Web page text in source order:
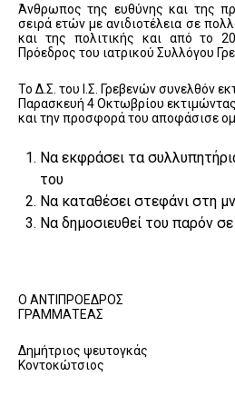
Άνθρωπος της ευθύνης και της
σειρά ετών με ανιδιοτέλεια σε
και της πολιτικής και από το
Πρόεδρος του ιατρικού Συλλόγου
Το Δ.Σ. του Ι.Σ. Γρεβενών συνελθόν
Παρασκευή 4 Οκτωβρίου
και την προσφορά του αποφάσισε
Να εκφράσει τα
του
Να καταθέσει στεφάνι στη
Να δημοσιευθεί του παρόν
Ο ΑΝΤΙΠΡΟΕΔΡΟΣ
ΓΡΑΜΜΑΤΕΑΣ
Δημήτριος
Κοντοκώτσιος